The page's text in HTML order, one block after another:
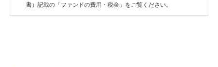
書）記載の「ファンドの費用・税金」をご覧ください。